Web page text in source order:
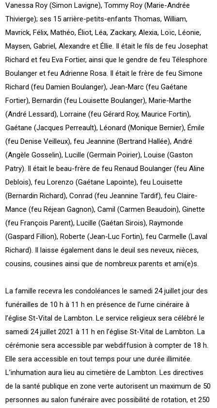
Vanessa Roy (Simon Lavigne), Tommy Roy (Marie-Andrée
Thivierge); ses 15 arrière-petits-enfants Thomas, William,
Mavrick, Félix, Mathéo, Éliot, Léa, Zackary, Alexia, Loïc, Léonie,
Maysen, Gabriel, Alexandre et Éllie. Il était le fils de feu Josephat
Richard et feu Eva Fortier, ainsi que le gendre de feu Télesphore
Boulanger et feu Adrienne Rosa. Il était le frère de feu Simone
Richard (feu Damien Boulanger), Jean-Marc (feu Gaétane
Fortier), Bernardin (feu Louisette Boulanger), Marie-Marthe
(André Lessard), Lorraine (feu Gérard Roy, Maurice Fortin),
Gaétane (Jacques Perreault), Léonard (Monique Bernier), Émile
(feu Denise Veilleux), feu Jeannine (Bertrand Hallée), André
(Angèle Gosselin), Lucille (Germain Poirier), Louise (Gaston
Patry). Il était le beau-frère de feu Renaud Boulanger (feu Aline
Deblois), feu Lorenzo (Gaétane Lapointe), feu Louisette
(Bernardin Richard), Conrad (feu Jeannine Tardif), feu Claire-
Mance (feu Réjean Gagnon), Camil (Carmen Beaudoin), Ginette
(feu François Parent), Lucille (Gaétan Sirois), Raymonde
(Gaspard Fillion), Roberte (Jean-Luc Fortin), feu Carmelle (Laval
Richard). Il laisse également dans le deuil ses neveux, nièces,
cousins, cousines ainsi que de nombreux parents et ami(e)s.
La famille recevra les condoléances le samedi 24 juillet jour des
funérailles de 10 h à 11 h en présence de l’urne cinéraire à
l’église St-Vital de Lambton. Le service religieux sera célébré le
samedi 24 juillet 2021 à 11 h en l’église St-Vital de Lambton. La
cérémonie sera accessible par webdiffusion à compter de 18 h.
Elle sera accessible en tout temps pour une durée illimitée.
L’inhumation aura lieu au cimetière de Lambton. Les directives
de la santé publique en zone verte autorisent un maximum de 50
personnes au salon funéraire avec possibilité de rotation, et 250